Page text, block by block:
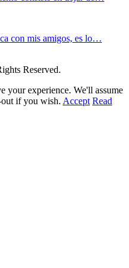
con mis amigos, es lo…
Reserved.
your experience. We'll assume
if you wish. Accept Read